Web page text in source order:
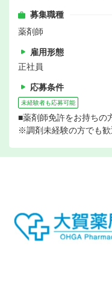
募集職種
薬剤師
雇用形態
正社員
応募条件
未経験者も応募可能
■薬剤師免許をお持ちの
※調剤未経験の方でも歓